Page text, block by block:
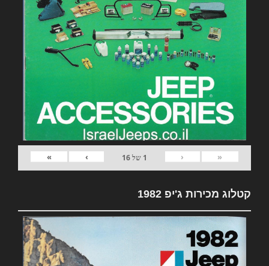
«
‹
1 של16
›
»
קטלוג מכירות ג'יפ 1982